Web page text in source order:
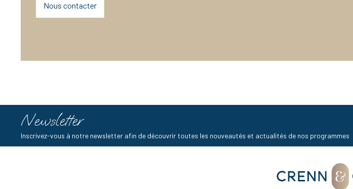
Nous contacter
Newsletter
Inscrivez-vous à notre newsletter afin de découvrir toutes les nouveautés et actualités de nos programmes